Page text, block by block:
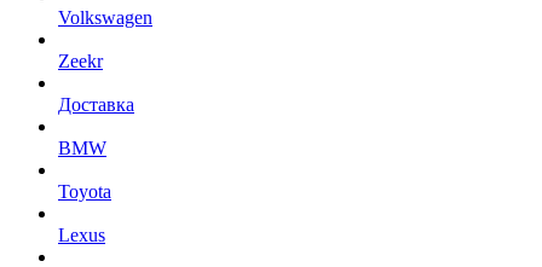
Volkswagen
Zeekr
Доставка
BMW
Toyota
Lexus